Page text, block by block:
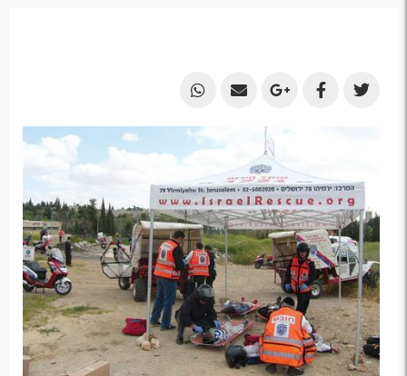
Share
Share
Facebook
Share
on
Google
Plus
Share
Email
Share
by
Email